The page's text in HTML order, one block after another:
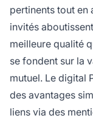
pertinents tout en
invités
meilleure qualité
se fondent sur la
mutuel. Le digital
des avantages
liens via des